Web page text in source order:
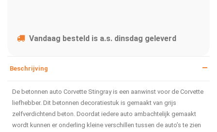
Vandaag besteld is a.s. dinsdag geleverd
Beschrijving
De betonnen auto Corvette Stingray is een aanwinst voor de Corvette
liefhebber. Dit betonnen decoratiestuk is gemaakt van grijs
zelfverdichtend beton. Doordat iedere auto ambachtelijk gemaakt
wordt kunnen er onderling kleine verschillen tussen de auto’s te zien